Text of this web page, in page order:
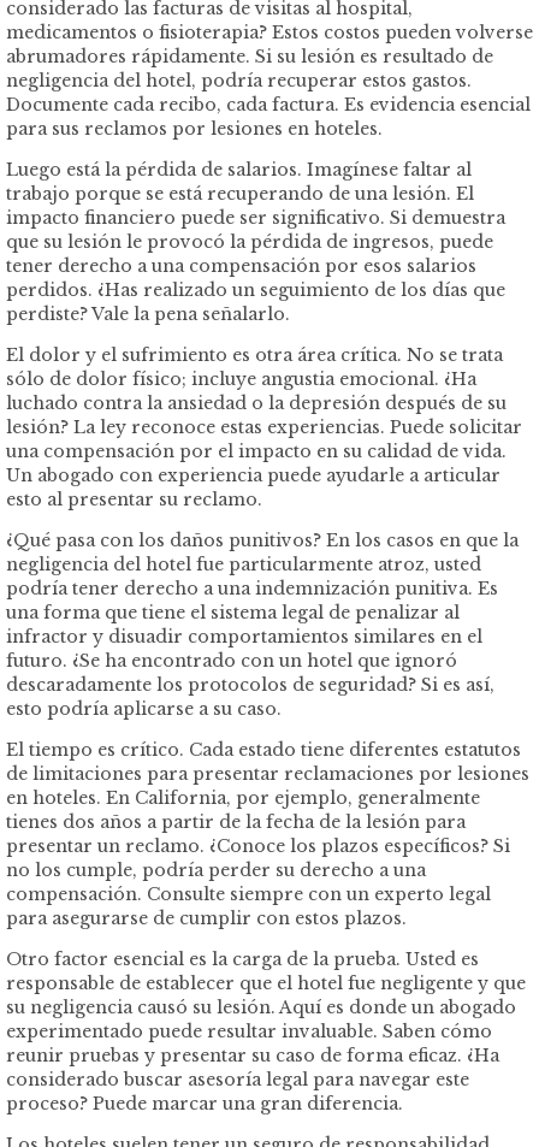
considerado las facturas de visitas al hospital,
medicamentos o fisioterapia? Estos costos pueden volverse
abrumadores rápidamente. Si su lesión es resultado de
negligencia del hotel, podría recuperar estos gastos.
Documente cada recibo, cada factura. Es evidencia esencial
para sus reclamos por lesiones en hoteles.
Luego está la pérdida de salarios. Imagínese faltar al
trabajo porque se está recuperando de una lesión. El
impacto financiero puede ser significativo. Si demuestra
que su lesión le provocó la pérdida de ingresos, puede
tener derecho a una compensación por esos salarios
perdidos. ¿Has realizado un seguimiento de los días que
perdiste? Vale la pena señalarlo.
El dolor y el sufrimiento es otra área crítica. No se trata
sólo de dolor físico; incluye angustia emocional. ¿Ha
luchado contra la ansiedad o la depresión después de su
lesión? La ley reconoce estas experiencias. Puede solicitar
una compensación por el impacto en su calidad de vida.
Un abogado con experiencia puede ayudarle a articular
esto al presentar su reclamo.
¿Qué pasa con los daños punitivos? En los casos en que la
negligencia del hotel fue particularmente atroz, usted
podría tener derecho a una indemnización punitiva. Es
una forma que tiene el sistema legal de penalizar al
infractor y disuadir comportamientos similares en el
futuro. ¿Se ha encontrado con un hotel que ignoró
descaradamente los protocolos de seguridad? Si es así,
esto podría aplicarse a su caso.
El tiempo es crítico. Cada estado tiene diferentes estatutos
de limitaciones para presentar reclamaciones por lesiones
en hoteles. En California, por ejemplo, generalmente
tienes dos años a partir de la fecha de la lesión para
presentar un reclamo. ¿Conoce los plazos específicos? Si
no los cumple, podría perder su derecho a una
compensación. Consulte siempre con un experto legal
para asegurarse de cumplir con estos plazos.
Otro factor esencial es la carga de la prueba. Usted es
responsable de establecer que el hotel fue negligente y que
su negligencia causó su lesión. Aquí es donde un abogado
experimentado puede resultar invaluable. Saben cómo
reunir pruebas y presentar su caso de forma eficaz. ¿Ha
considerado buscar asesoría legal para navegar este
proceso? Puede marcar una gran diferencia.